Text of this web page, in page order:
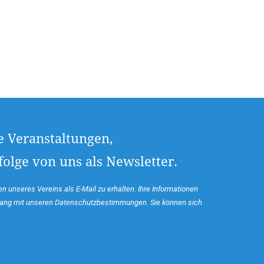
Veranstaltungen,
von uns als Newsletter.
unseres Vereins als E-Mail zu erhalten. Ihre Informationen
mit unseren Datenschutzbestimmungen. Sie können sich